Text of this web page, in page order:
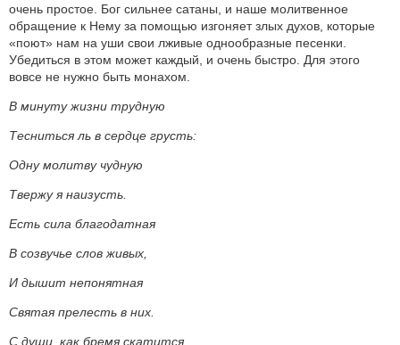
очень простое. Бог сильнее сатаны, и наше молитвенное
обращение к Нему за помощью изгоняет злых духов, которые
«поют» нам на уши свои лживые однообразные песенки.
Убедиться в этом может каждый, и очень быстро. Для этого
вовсе не нужно быть монахом.
В минуту жизни трудную
Тесниться ль в сердце грусть:
Одну молитву чудную
Твержу я наизусть.
Есть сила благодатная
В созвучье слов живых,
И дышит непонятная
Святая прелесть в них.
С души, как бремя скатится,